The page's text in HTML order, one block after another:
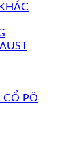
CỔ PÔ